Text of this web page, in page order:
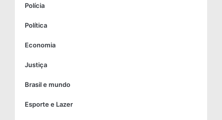
Polícia
Política
Economia
Justiça
Brasil e mundo
Esporte e Lazer